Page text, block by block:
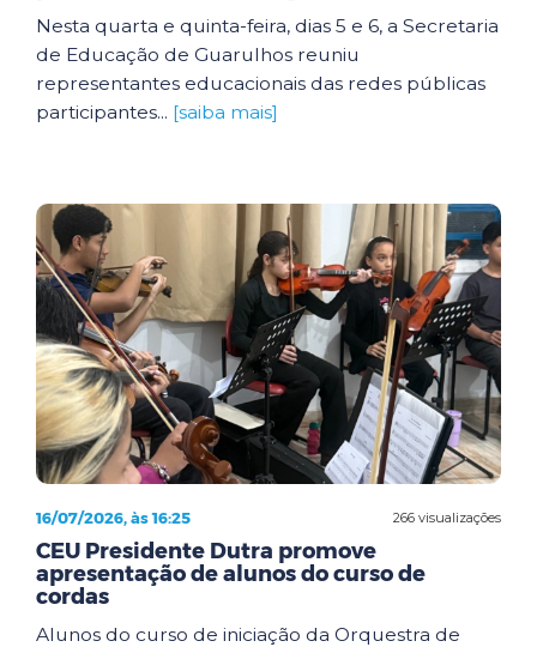
Nesta quarta e quinta-feira, dias 5 e 6, a Secretaria
de Educação de Guarulhos reuniu
representantes educacionais das redes públicas
participantes... [saiba mais]
266 visualizações
16/07/2026, às 16:25
CEU Presidente Dutra promove
apresentação de alunos do curso de
cordas
Alunos do curso de iniciação da Orquestra de